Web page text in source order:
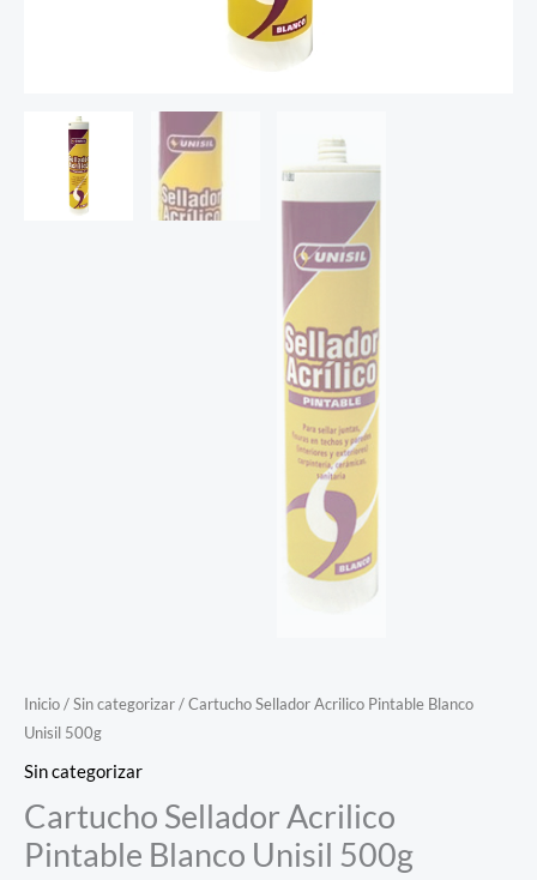
Inicio/Sin categorizar/ Cartucho Sellador Acrilico Pintable Blanco
Unisil 500g
Sin categorizar
Cartucho Sellador Acrilico
Pintable Blanco Unisil 500g